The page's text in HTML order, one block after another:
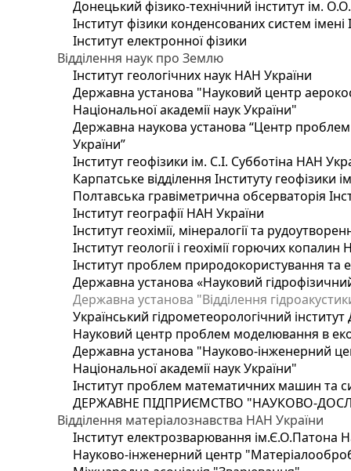
Донецький фізико-технічний інститут ім.
Інститут фізики конденсованих систем
Інститут електронної фізики
Відділення наук про Землю
Інститут геологічних наук НАН України
Державна установа "Науковий центр
Національної академії наук України"
Державна наукова установа “Центр проблем
України”
Інститут геофізики ім. С.І. Субботіна НАН
Карпатське відділення Інституту геофізики
Полтавська гравіметрична обсерваторія
Інститут географії НАН України
Інститут геохімії, мінералогії та
Інститут геології і геохімії горючих
Інститут проблем природокористування та
Державна установа «Науковий
Державна установа "Відділення
Український гідрометеорологічний
Науковий центр проблем моделювання в
Державна установа "Науково-інженерний
Національної академії наук України"
Інститут проблем математичних машин та
ДЕРЖАВНЕ ПІДПРИЄМСТВО "НАУКОВО-
Відділення матеріалознавства НАН України
Інститут електрозварювання ім.Є.О.Патона
Науково-інженерний центр